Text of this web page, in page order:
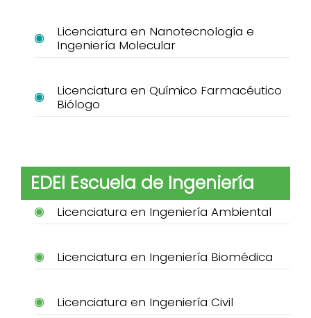
Licenciatura en Nanotecnología e
Ingeniería Molecular
Licenciatura en Químico Farmacéutico
Biólogo
EDEI Escuela de Ingeniería
Licenciatura en Ingeniería Ambiental
Licenciatura en Ingeniería Biomédica
Licenciatura en Ingeniería Civil